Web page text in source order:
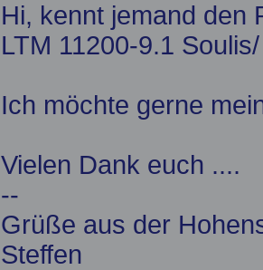
Hi, kennt jemand den
LTM 11200-9.1
Ich möchte gerne
Vielen Dank euch ....
--
Grüße aus der
Steffen